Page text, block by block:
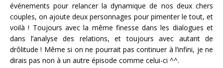
événements pour relancer la dynamique de nos deux chers
couples, on ajoute deux personnages pour pimenter le tout, et
voilà ! Toujours avec la même finesse dans les dialogues et
dans l’analyse des relations, et toujours avec autant de
drôlitude ! Même si on ne pourrait pas continuer à l’infini, je ne
dirais pas non à un autre épisode comme celui-ci ^^.